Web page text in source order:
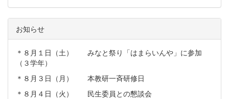
お知らせ
＊８月１日（土） みなと祭り「はまらいんや」に参加
（３学年）
＊８月３日（月） 本教研一斉研修日
＊８月４日（火） 民生委員との懇談会